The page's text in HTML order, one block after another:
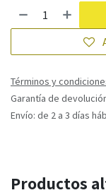
Términos y
Garantía de
Envío: de 2 a 3 días
Productos